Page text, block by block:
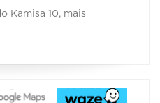
Kamisa 10, mais